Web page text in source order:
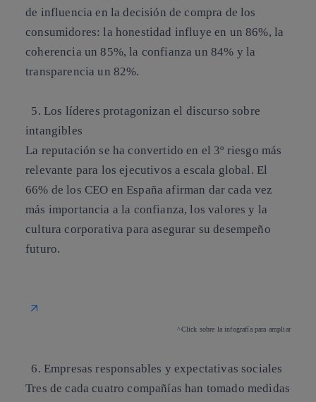
de influencia en la decisión de compra de los
consumidores: la honestidad influye en un 86%, la
coherencia un 85%, la confianza un 84% y la
transparencia un 82%.
5. Los líderes protagonizan el discurso sobre
intangibles
La reputación se ha convertido en el 3º riesgo más
relevante para los ejecutivos a escala global. El
66% de los CEO en España afirman dar cada vez
más importancia a la confianza, los valores y la
cultura corporativa para asegurar su desempeño
futuro.
^Click sobre la infografía para ampliar
6. Empresas responsables y expectativas sociales
Tres de cada cuatro compañías han tomado medidas